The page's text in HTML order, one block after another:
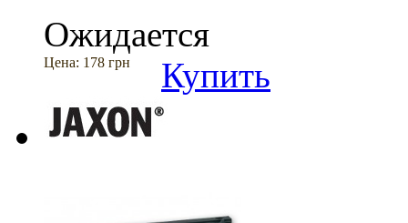
Ожидается
Цена: 178 грн Купить